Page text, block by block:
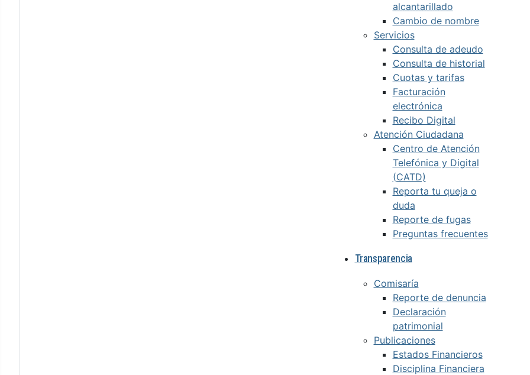
alcantarillado
Cambio de nombre
Servicios
Consulta de adeudo
Consulta de historial
Cuotas y tarifas
Facturación
electrónica
Recibo Digital
Atención Ciudadana
Centro de Atención
Telefónica y Digital
(CATD)
Reporta tu queja o
duda
Reporte de fugas
Preguntas frecuentes
Transparencia
Comisaría
Reporte de denuncia
Declaración
patrimonial
Publicaciones
Estados Financieros
Disciplina Financiera